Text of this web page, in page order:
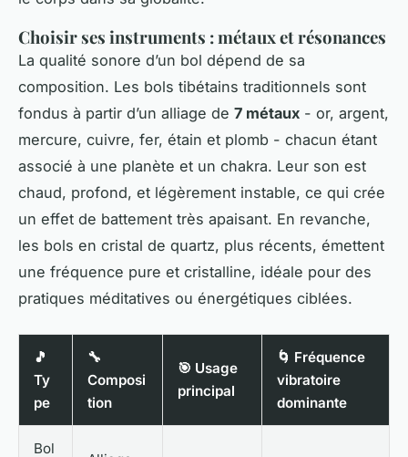
Choisir ses instruments : métaux et résonances
La qualité sonore d’un bol dépend de sa
composition. Les bols tibétains traditionnels sont
fondus à partir d’un alliage de 7 métaux - or, argent,
mercure, cuivre, fer, étain et plomb - chacun étant
associé à une planète et un chakra. Leur son est
chaud, profond, et légèrement instable, ce qui crée
un effet de battement très apaisant. En revanche,
les bols en cristal de quartz, plus récents, émettent
une fréquence pure et cristalline, idéale pour des
pratiques méditatives ou énergétiques ciblées.
🎵
Ty
pe
🔧
Composi
tion
🎯 Usage
principal
🌀 Fréquence
vibratoire
dominante
Bol